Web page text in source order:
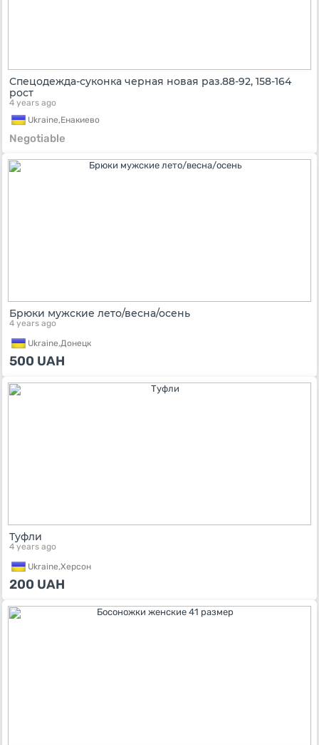
Спецодежда-суконка черная новая раз.88-92, 158-164
рост
4 years ago
Ukraine,Енакиево
Negotiable
Брюки мужские лето/весна/осень
4 years ago
Ukraine,Донецк
500 UAH
Туфли
4 years ago
Ukraine,Херсон
200 UAH